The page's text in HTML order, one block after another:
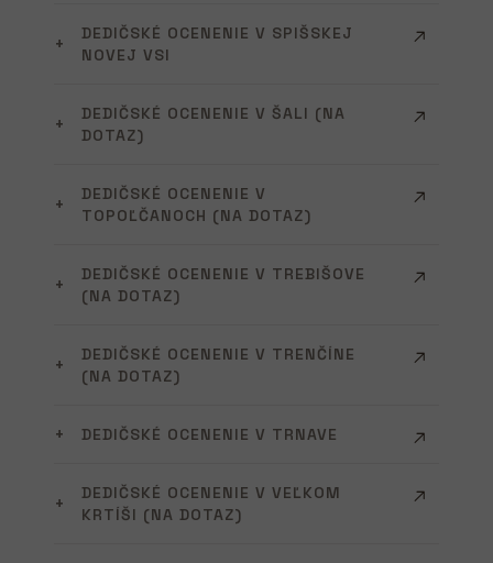
DEDIČSKÉ OCENENIE V SPIŠSKEJ
NOVEJ VSI
DEDIČSKÉ OCENENIE V ŠALI (NA
DOTAZ)
DEDIČSKÉ OCENENIE V
TOPOĽČANOCH (NA DOTAZ)
DEDIČSKÉ OCENENIE V TREBIŠOVE
(NA DOTAZ)
DEDIČSKÉ OCENENIE V TRENČÍNE
(NA DOTAZ)
DEDIČSKÉ OCENENIE V TRNAVE
DEDIČSKÉ OCENENIE V VEĽKOM
KRTÍŠI (NA DOTAZ)